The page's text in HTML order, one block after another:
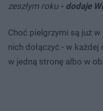
zeszłym roku - dodaje
Choć pielgrzymi są już
nich dołączyć - w
w jedną stronę albo w